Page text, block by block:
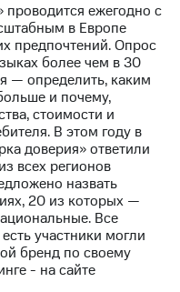
ежегодно с
в Европе
предпочтений. Опрос
более чем в 30
— определить, каким
и почему,
стоимости и
В этом году в
доверия» ответили
всех регионов
назвать
20 из которых —
Все
участники могли
бренд по своему
- на сайте